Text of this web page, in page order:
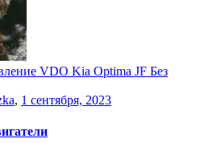
VDO Kia Optima JF Без
, 1 сентября, 2023